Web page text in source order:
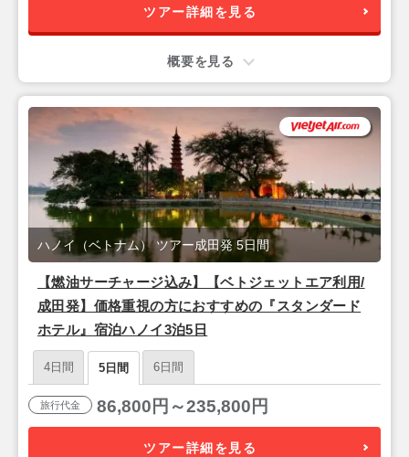
ツアー詳細を見る
概要を見る
【燃油サーチャージ込み】【ベトジェットエア利用/
成田発】価格重視の方におすすめの『スタンダード
ホテル』宿泊ハノイ3泊5日
ハノイ（ベトナム） ツアー成田発 5日間
4日間 5日間 6日間
旅行代金 86,800円～235,800円
ツアー詳細を見る